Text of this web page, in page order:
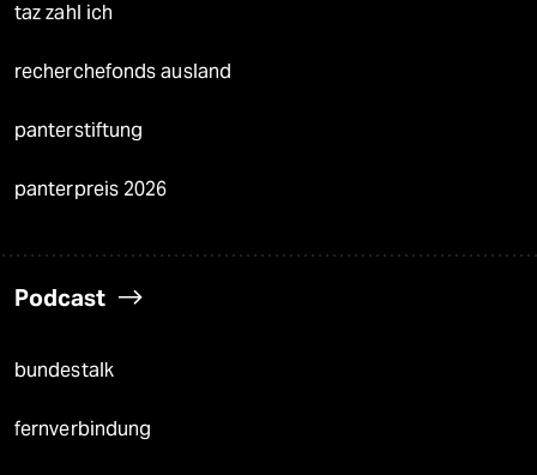
taz zahl ich
recherchefonds ausland
panterstiftung
panterpreis 2026
Podcast
bundestalk
fernverbindung